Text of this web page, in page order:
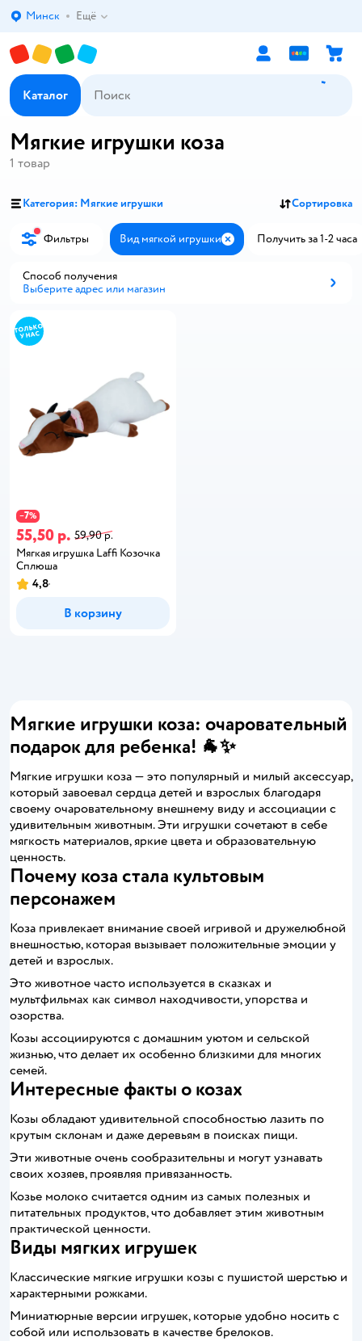
Выбор адреса доставки.
Минск Ещё
Каталог
Мягкие игрушки коза
1 товар
Категория: Мягкие игрушки Сортировка
Фильтры Вид мягкой игрушки ЗакрытьПолучить за 1-2 часа
Способ получения
Выберите адрес или магазин
−7%
55,50 р. 59,90 р.
Мягкая игрушка Laffi Козочка
Сплюша
4,8
В корзину
Мягкие игрушки коза: очаровательный
подарок для ребенка! 🐐✨
Мягкие игрушки коза — это популярный и милый аксессуар,
который завоевал сердца детей и взрослых благодаря
своему очаровательному внешнему виду и ассоциации с
удивительным животным. Эти игрушки сочетают в себе
мягкость материалов, яркие цвета и образовательную
ценность.
Почему коза стала культовым
персонажем
Коза привлекает внимание своей игривой и дружелюбной
внешностью, которая вызывает положительные эмоции у
детей и взрослых.
Это животное часто используется в сказках и
мультфильмах как символ находчивости, упорства и
озорства.
Козы ассоциируются с домашним уютом и сельской
жизнью, что делает их особенно близкими для многих
семей.
Интересные факты о козах
Козы обладают удивительной способностью лазить по
крутым склонам и даже деревьям в поисках пищи.
Эти животные очень сообразительны и могут узнавать
своих хозяев, проявляя привязанность.
Козье молоко считается одним из самых полезных и
питательных продуктов, что добавляет этим животным
практической ценности.
Виды мягких игрушек
Классические мягкие игрушки козы с пушистой шерстью и
характерными рожками.
Миниатюрные версии игрушек, которые удобно носить с
собой или использовать в качестве брелоков.